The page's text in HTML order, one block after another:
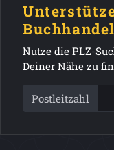
Buchhandel
Nutze die PLZ-
Deiner Nähe zu
Postleitzahl